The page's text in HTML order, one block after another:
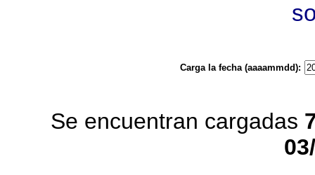
Carga la fecha (aaaammdd):
Se encuentran cargadas